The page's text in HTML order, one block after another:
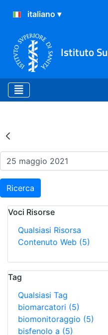
Istituto
Risultati
Ricerca
Voci Risorse
Qualsiasi Risorsa
Contenuto Web (5)
Tag
Qualsiasi Tag
biomarcatori (5)
biomonitoraggio (5)
bisfenolo a (5)